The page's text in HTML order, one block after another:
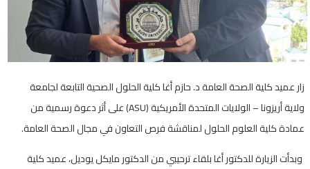
زار عميد كلية الصحة العامة د. حازم أغا كلية الحلول الصحية التابعة لجامعة
ولاية أريزونا – الولايات المتحدة الأمريكية (ASU) على أثر دعوة رسمية من
عمادة كلية العلوم الحلول لمناقشة فرص التعاون في مجال الصحة العامة.
وبدأت الزيارة للدكتور أغا بلقاء ترحيبي من الدكتور مايكل يوديل، عميد كلية